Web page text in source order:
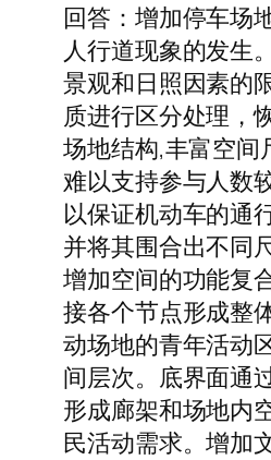
回答：增加停车场
人行道现象的发生
景观和日照因素的
质进行区分处理，
场地结构,丰富空间
难以支持参与人数
以保证机动车的通
并将其围合出不同
增加空间的功能复
接各个节点形成整
动场地的青年活动
间层次。底界面通
形成廊架和场地内
民活动需求。增加